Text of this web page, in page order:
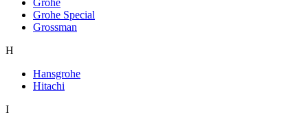
Grohe
Grohe Special
Grossman
H
Hansgrohe
Hitachi
I